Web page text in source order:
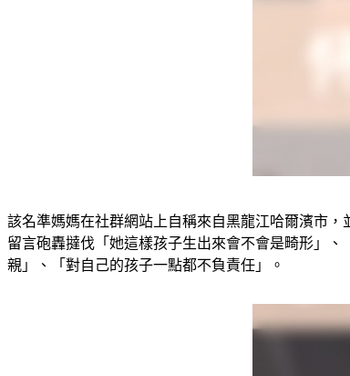
該名準媽媽在社群網站上自稱來自黑龍江哈爾濱市
留言砲轟撻伐「她這樣孩子生出來會不會是畸形」
親」、「對自己的孩子一點都不負責任」。